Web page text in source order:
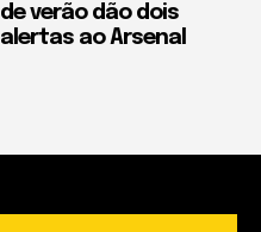
de verão dão dois
alertas ao Arsenal